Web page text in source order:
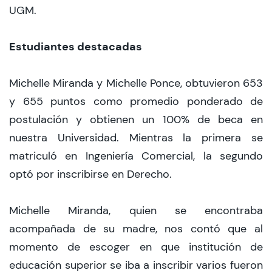
UGM.
Estudiantes destacadas
Michelle Miranda y Michelle Ponce, obtuvieron 653
y 655 puntos como promedio ponderado de
postulación y obtienen un 100% de beca en
nuestra Universidad. Mientras la primera se
matriculó en Ingeniería Comercial, la segundo
optó por inscribirse en Derecho.
Michelle Miranda, quien se encontraba
acompañada de su madre, nos contó que al
momento de escoger en que institución de
educación superior se iba a inscribir varios fueron